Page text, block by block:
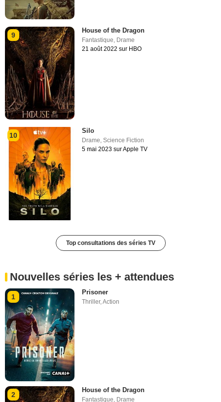
9
House of the Dragon
Fantastique, Drame
21 août 2022 sur HBO
10
Silo
Drame,Science Fiction
5 mai 2023 sur Apple TV
Top consultations des séries TV
Nouvelles séries les + attendues
1
Prisoner
Thriller,Action
2
House of the Dragon
Fantastique, Drame